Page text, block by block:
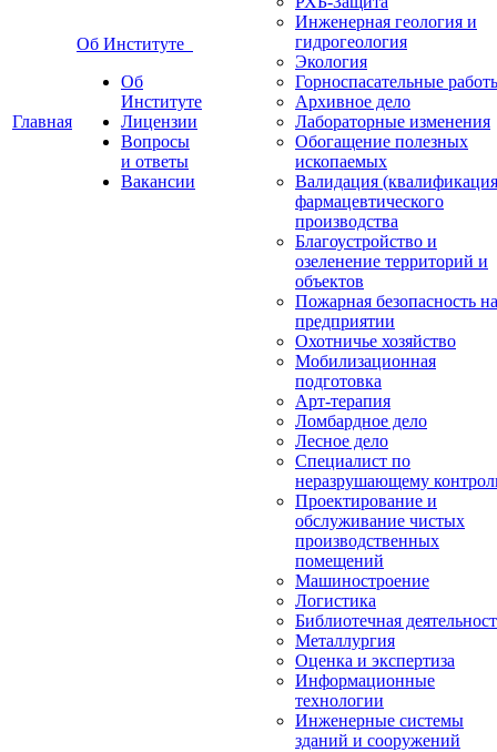
Главная
Об Институте
Об
Институте
Лицензии
Вопросы
и ответы
Вакансии
Инженерная геология и
гидрогеология
Экология
Горноспасательные
Архивное дело
Лабораторные изменения
Обогащение полезных
ископаемых
Валидация
фармацевтического
производства
Благоустройство и
озеленение территорий и
объектов
Пожарная безопасность на
предприятии
Охотничье хозяйство
Мобилизационная
подготовка
Арт-терапия
Ломбардное дело
Лесное дело
Специалист по
неразрушающему
Проектирование и
обслуживание чистых
производственных
помещений
Машиностроение
Логистика
Библиотечная
Металлургия
Оценка и экспертиза
Информационные
технологии
Инженерные системы
зданий и сооружений